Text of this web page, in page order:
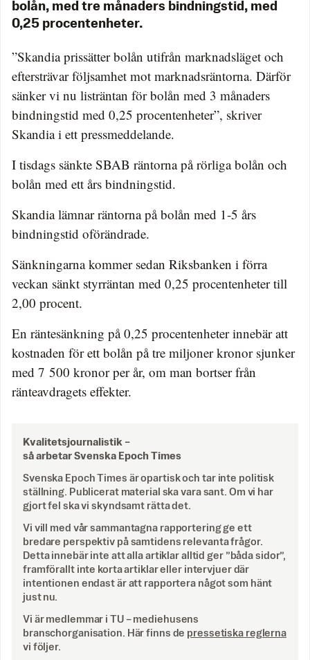
bolån, med tre månaders bindningstid, med
0,25 procentenheter.
”Skandia prissätter bolån utifrån marknadsläget och
eftersträvar följsamhet mot marknadsräntorna. Därför
sänker vi nu listräntan för bolån med 3 månaders
bindningstid med 0,25 procentenheter”, skriver
Skandia i ett pressmeddelande.
I tisdags sänkte SBAB räntorna på rörliga bolån och
bolån med ett års bindningstid.
Skandia lämnar räntorna på bolån med 1-5 års
bindningstid oförändrade.
Sänkningarna kommer sedan Riksbanken i förra
veckan sänkt styrräntan med 0,25 procentenheter till
2,00 procent.
En räntesänkning på 0,25 procentenheter innebär att
kostnaden för ett bolån på tre miljoner kronor sjunker
med 7 500 kronor per år, om man bortser från
ränteavdragets effekter.
Kvalitetsjournalistik –
så arbetar Svenska Epoch Times
Svenska Epoch Times är opartisk och tar inte politisk
ställning. Publicerat material ska vara sant. Om vi har
gjort fel ska vi skyndsamt rätta det.
Vi vill med vår sammantagna rapportering ge ett
bredare perspektiv på samtidens relevanta frågor.
Detta innebär inte att alla artiklar alltid ger ”båda sidor”,
framförallt inte korta artiklar eller intervjuer där
intentionen endast är att rapportera något som hänt
just nu.
Vi är medlemmar i TU – mediehusens
branschorganisation. Här finns de pressetiska reglerna
vi följer.